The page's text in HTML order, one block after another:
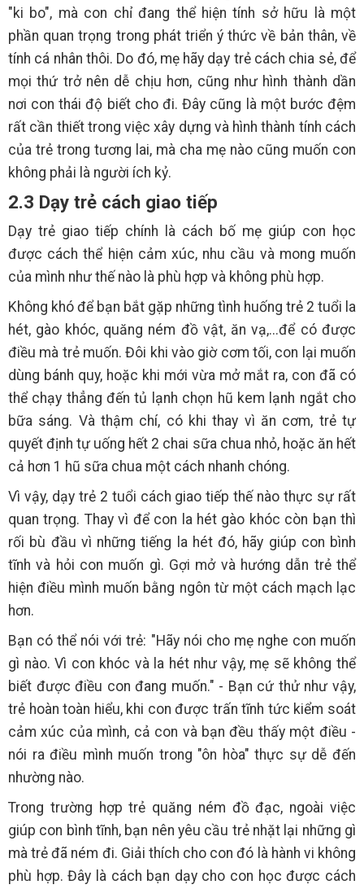
"ki bo", mà con chỉ đang thể hiện tính sở hữu là một
phần quan trọng trong phát triển ý thức về bản thân, về
tính cá nhân thôi. Do đó, mẹ hãy dạy trẻ cách chia sẻ, để
mọi thứ trở nên dễ chịu hơn, cũng như hình thành dần
nơi con thái độ biết cho đi. Đây cũng là một bước đệm
rất cần thiết trong việc xây dựng và hình thành tính cách
của trẻ trong tương lai, mà cha mẹ nào cũng muốn con
không phải là người ích kỷ.
2.3 Dạy trẻ cách giao tiếp
Dạy trẻ giao tiếp chính là cách bố mẹ giúp con học
được cách thể hiện cảm xúc, nhu cầu và mong muốn
của mình như thế nào là phù hợp và không phù hợp.
Không khó để bạn bắt gặp những tình huống trẻ 2 tuổi la
hét, gào khóc, quăng ném đồ vật, ăn vạ,...để có được
điều mà trẻ muốn. Đôi khi vào giờ cơm tối, con lại muốn
dùng bánh quy, hoặc khi mới vừa mở mắt ra, con đã có
thể chạy thẳng đến tủ lạnh chọn hũ kem lạnh ngắt cho
bữa sáng. Và thậm chí, có khi thay vì ăn cơm, trẻ tự
quyết định tự uống hết 2 chai sữa chua nhỏ, hoặc ăn hết
cả hơn 1 hũ sữa chua một cách nhanh chóng.
Vì vậy, dạy trẻ 2 tuổi cách giao tiếp thế nào thực sự rất
quan trọng. Thay vì để con la hét gào khóc còn bạn thì
rối bù đầu vì những tiếng la hét đó, hãy giúp con bình
tĩnh và hỏi con muốn gì. Gợi mở và hướng dẫn trẻ thể
hiện điều mình muốn bằng ngôn từ một cách mạch lạc
hơn.
Bạn có thể nói với trẻ: "Hãy nói cho mẹ nghe con muốn
gì nào. Vì con khóc và la hét như vậy, mẹ sẽ không thể
biết được điều con đang muốn." - Bạn cứ thử như vậy,
trẻ hoàn toàn hiểu, khi con được trấn tĩnh tức kiểm soát
cảm xúc của mình, cả con và bạn đều thấy một điều -
nói ra điều mình muốn trong "ôn hòa" thực sự dễ đến
nhường nào.
Trong trường hợp trẻ quăng ném đồ đạc, ngoài việc
giúp con bình tĩnh, bạn nên yêu cầu trẻ nhặt lại những gì
mà trẻ đã ném đi. Giải thích cho con đó là hành vi không
phù hợp. Đây là cách bạn dạy cho con học được cách